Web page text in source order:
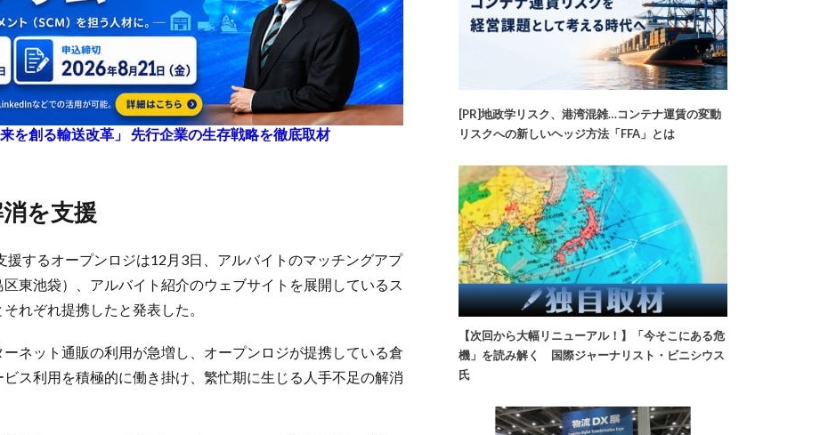
を創る輸送改革」 先行企業の生存戦略を徹底取材
消を支援
援するオープンロジは12月3日、アルバイトのマッチングアプ
東池袋）、アルバイト紹介のウェブサイトを展開しているス
れぞれ提携したと発表した。
ネット通販の利用が急増し、オープンロジが提携している倉
ス利用を積極的に働き掛け、繁忙期に生じる人手不足の解消
[PR]地政学リスク、港湾混雑…コンテナ運賃の変動
リスクへの新しいヘッジ方法「FFA」とは
【次回から大幅リニューアル！】「今そこにある危
機」を読み解く 国際ジャーナリスト・ビニシウス
氏